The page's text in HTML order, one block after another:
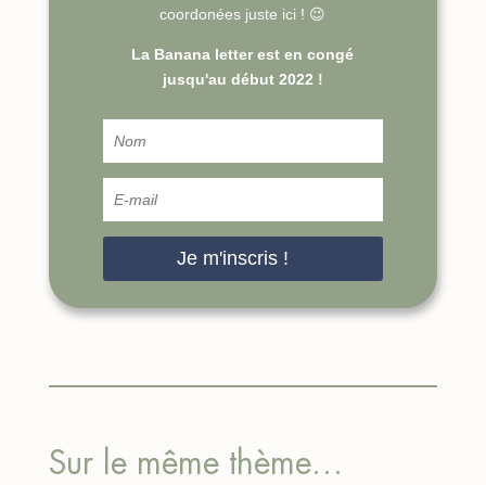
coordonées juste ici ! 😉
La Banana letter est en congé
jusqu'au début 2022 !
Je m'inscris !
Sur le même thème…